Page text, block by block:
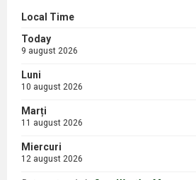
Local Time
Today
9 august 2026
Luni
10 august 2026
Marți
11 august 2026
Miercuri
12 august 2026